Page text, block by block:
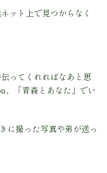
ット上で見つからなく
ってくれればなあと思
、「青森とあなた」でい
に撮った写真や弟が送っ